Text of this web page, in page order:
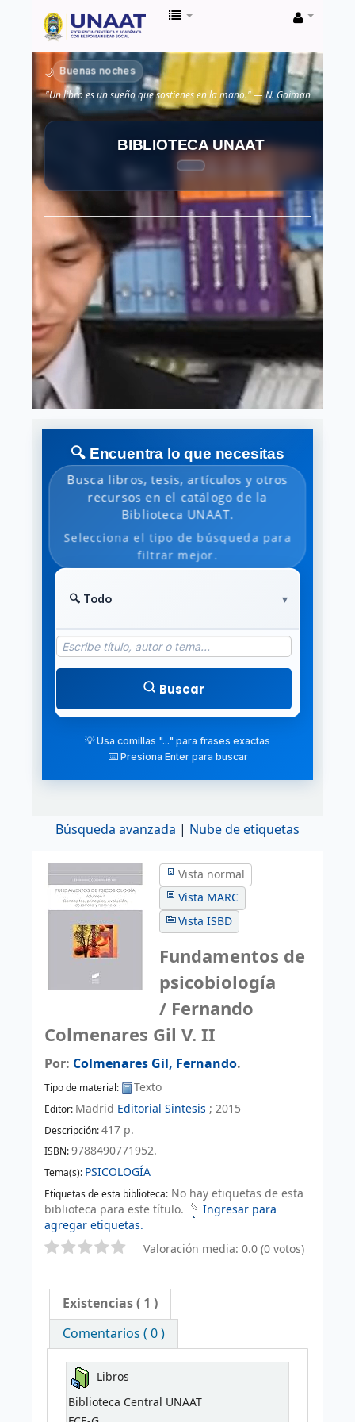
Biblioteca
Unaat
🌙 Buenas noches
"Un libro es un sueño que sostienes en la mano." — N. Gaiman
BIBLIOTECA UNAAT
🔍 Encuentra lo que necesitas
Busca libros, tesis, artículos y otros
recursos en el catálogo de la
Biblioteca UNAAT.
Selecciona el tipo de búsqueda para
filtrar mejor.
Buscar
💡 Usa comillas "..." para frases exactas
⌨️ Presiona Enter para buscar
Búsqueda avanzada Nube de etiquetas
Vista normal
Vista MARC
Vista ISBD
Fundamentos de
psicobiología
/ Fernando
Colmenares Gil V. II
Por: Colmenares Gil, Fernando.
Tipo de material: Texto
Editor: Madrid Editorial Sintesis ; 2015
Descripción:417 p.
ISBN:9788490771952.
Tema(s): PSICOLOGÍA
Etiquetas de esta biblioteca: No hay etiquetas de esta
biblioteca para este título.
Ingresar para
agregar etiquetas.
Valoración media: 0.0 (0 votos)
Existencias( 1 )
Comentarios ( 0 )
Libros
Biblioteca Central UNAAT